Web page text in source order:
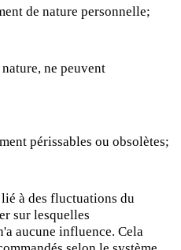
de nature personnelle;
ne peuvent
périssables ou obsolètes;
à des fluctuations du
sur lesquelles
aucune influence. Cela